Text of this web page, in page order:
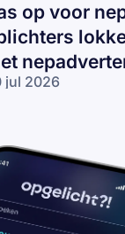
op voor
jul 2026